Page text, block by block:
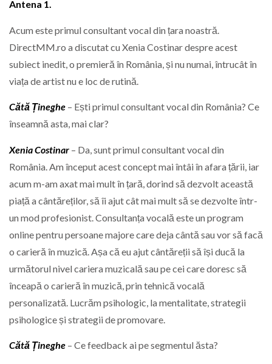
Antena 1.
Acum este primul consultant vocal din țara noastră.
DirectMM.ro a discutat cu Xenia Costinar despre acest
subiect inedit, o premieră în România, și nu numai, întrucât în
viața de artist nu e loc de rutină.
Cătă Țineghe – Ești primul consultant vocal din România? Ce
înseamnă asta, mai clar?
Xenia Costinar – Da, sunt primul consultant vocal din
România. Am început acest concept mai întâi în afara țării, iar
acum m-am axat mai mult în țară, dorind să dezvolt această
piață a cântăreților, să îi ajut cât mai mult să se dezvolte într-
un mod profesionist. Consultanța vocală este un program
online pentru persoane majore care deja cântă sau vor să facă
o carieră în muzică. Așa că eu ajut cântăreții să își ducă la
următorul nivel cariera muzicală sau pe cei care doresc să
înceapă o carieră în muzică, prin tehnică vocală
personalizată. Lucrăm psihologic, la mentalitate, strategii
psihologice și strategii de promovare.
Cătă Țineghe – Ce feedback ai pe segmentul ăsta?